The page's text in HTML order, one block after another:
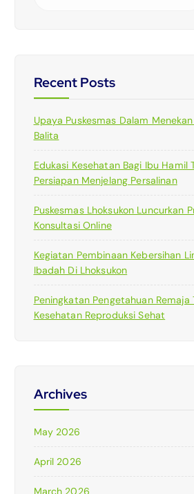
Recent Posts
Upaya Puskesmas Dalam
Balita
Edukasi Kesehatan Bagi Ibu Hamil
Persiapan Menjelang Persalinan
Puskesmas Lhoksukon Luncurkan
Konsultasi Online
Kegiatan Pembinaan Kebersihan
Ibadah Di Lhoksukon
Peningkatan Pengetahuan Remaja
Kesehatan Reproduksi Sehat
Archives
May 2026
April 2026
March 2026